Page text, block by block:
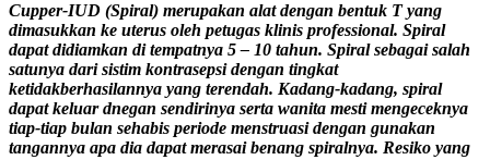
Cupper-IUD (Spiral) merupakan alat dengan bentuk T yang
dimasukkan ke uterus oleh petugas klinis professional. Spiral
dapat didiamkan di tempatnya 5 – 10 tahun. Spiral sebagai salah
satunya dari sistim kontrasepsi dengan tingkat
ketidakberhasilannya yang terendah. Kadang-kadang, spiral
dapat keluar dnegan sendirinya serta wanita mesti mengeceknya
tiap-tiap bulan sehabis periode menstruasi dengan gunakan
tangannya apa dia dapat merasai benang spiralnya. Resiko yang